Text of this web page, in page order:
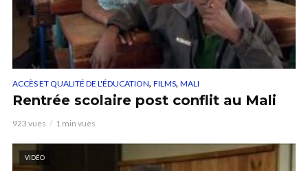
ACCÈS ET QUALITÉ DE L'ÉDUCATION, FILMS, MALI
Rentrée scolaire post conflit au Mali
923 vues 1 min vues
VIDÉO